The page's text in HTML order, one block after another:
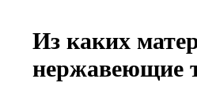
Из каких
нержавеющие